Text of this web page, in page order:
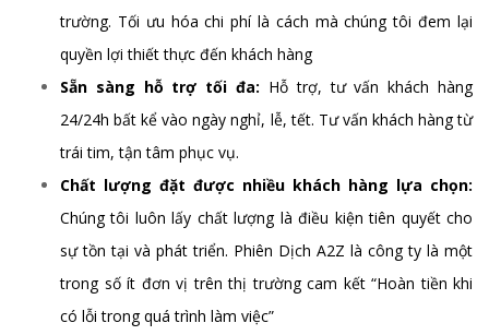
trường. Tối ưu hóa chi phí là cách mà chúng tôi đem lại
quyền lợi thiết thực đến khách hàng
Sẵn sàng hỗ trợ tối đa: Hỗ trợ, tư vấn khách hàng
24/24h bất kể vào ngày nghỉ, lễ, tết. Tư vấn khách hàng từ
trái tim, tận tâm phục vụ.
Chất lượng đặt được nhiều khách hàng lựa chọn:
Chúng tôi luôn lấy chất lượng là điều kiện tiên quyết cho
sự tồn tại và phát triển. Phiên Dịch A2Z là công ty là một
trong số ít đơn vị trên thị trường cam kết “Hoàn tiền khi
có lỗi trong quá trình làm việc”